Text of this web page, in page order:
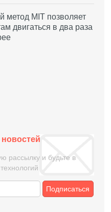
метод MIT позволяет
двигаться в два раза
рассылку и будьте в
Подписаться